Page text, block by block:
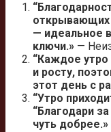
открывающих
— идеальное
ключи.» —
“Каждое
и росту,
этот день с
“Утро
“Благодари
чуть добрее.»